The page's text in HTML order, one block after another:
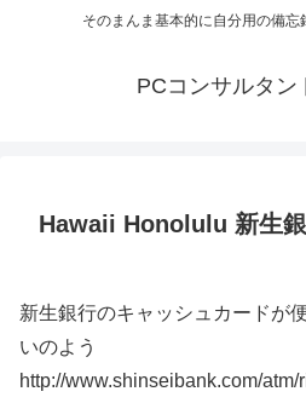
そのまんま基本的に自分用の備
PCコンサルタン
Hawaii Honolulu 新生
新生銀行のキャッシュカードが
いのよう
http://www.shinseibank.com/atm/